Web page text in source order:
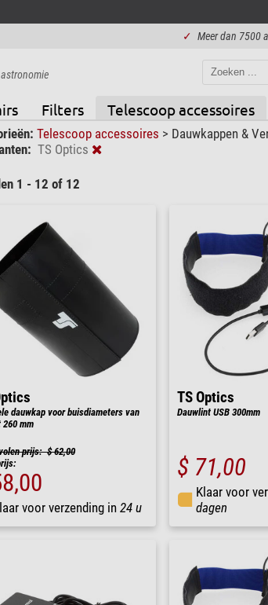
✓ Meer dan 7500
Filters Telescoop accessoires
Telescoop accessoires > Dauwkappen &
TS Optics
1 - 12 of 12
dauwkap voor buisdiameters van
mm
prijs: $ 62,00
voor verzending in24 u
TS Optics
Dauwlint USB 300mm
$ 71,00
Klaar voor
dagen